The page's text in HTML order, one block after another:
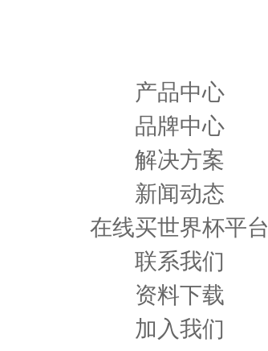
产品中心
品牌中心
解决方案
新闻动态
在线买世界杯平台
联系我们
资料下载
加入我们